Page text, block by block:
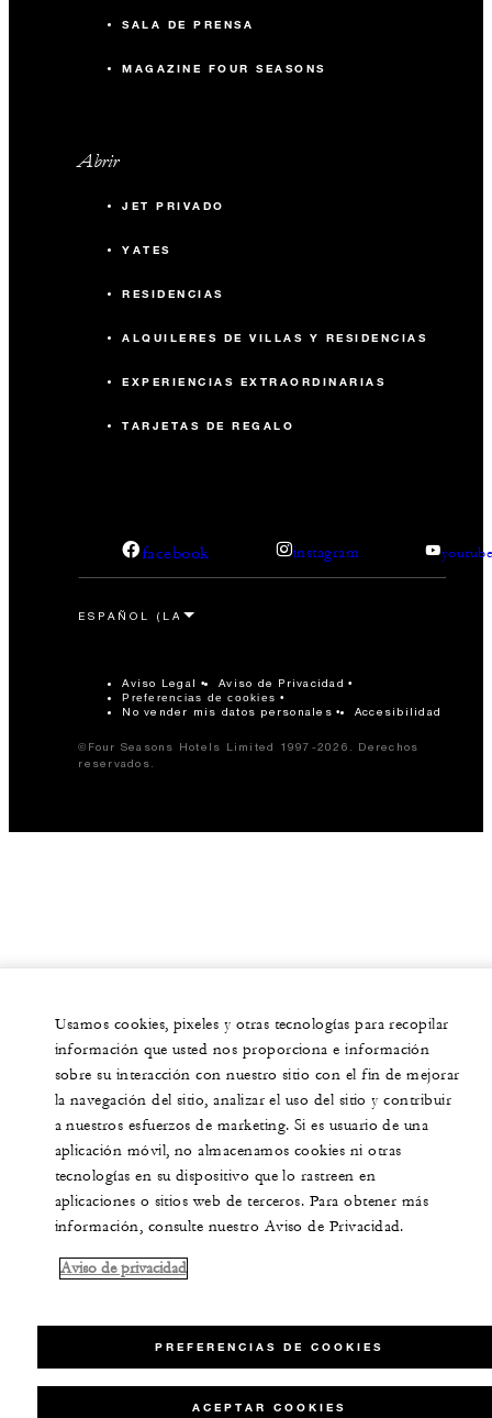
SALA DE PRENSA
MAGAZINE FOUR SEASONS
Abrir
JET PRIVADO
YATES
RESIDENCIAS
ALQUILERES DE VILLAS Y RESIDENCIAS
EXPERIENCIAS EXTRAORDINARIAS
TARJETAS DE REGALO
facebook instagram
Aviso Legal Aviso de Privacidad
Preferencias de cookies
No vender mis datos personales Accesibilidad
©Four Seasons Hotels Limited 1997-2026. Derechos
reservados.
Usamos cookies, pixeles y otras tecnologías para recopilar
información que usted nos proporciona e información
sobre su interacción con nuestro sitio con el fin de mejorar
la navegación del sitio, analizar el uso del sitio y contribuir
a nuestros esfuerzos de marketing. Si es usuario de una
aplicación móvil, no almacenamos cookies ni otras
tecnologías en su dispositivo que lo rastreen en
aplicaciones o sitios web de terceros. Para obtener más
información, consulte nuestro Aviso de Privacidad.
Aviso de privacidad
PREFERENCIAS DE COOKIES
ACEPTAR COOKIES